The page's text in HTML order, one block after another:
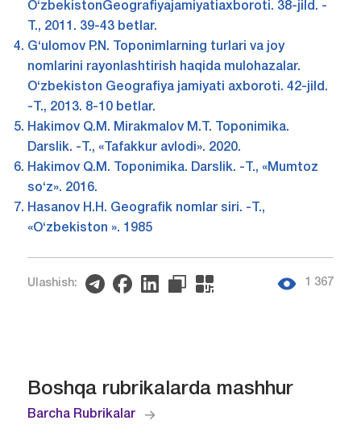
O‘zbekistonGeografiyajamiyatiaxboroti. 38-jild. -
T., 2011. 39-43 betlar.
G‘ulomov P.N. Toponimlarning turlari va joy
nomlarini rayonlashtirish haqida mulohazalar.
O‘zbekiston Geografiya jamiyati axboroti. 42-jild.
-T., 2013. 8-10 betlar.
Hakimov Q.M. Mirakmalov M.T. Toponimika.
Darslik. -T., «Tafakkur avlodi». 2020.
Hakimov Q.M. Toponimika. Darslik. -T., «Mumtoz
so‘z». 2016.
Hasanov H.H. Geografik nomlar siri. -T.,
«O‘zbekiston ». 1985
Ulashish: 1 367
Boshqa rubrikalarda mashhur
Barcha Rubrikalar